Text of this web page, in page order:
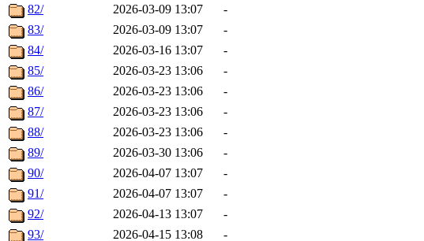
82/
2026-03-09 13:07
-
83/
2026-03-09 13:07
-
84/
2026-03-16 13:07
-
85/
2026-03-23 13:06
-
86/
2026-03-23 13:06
-
87/
2026-03-23 13:06
-
88/
2026-03-23 13:06
-
89/
2026-03-30 13:06
-
90/
2026-04-07 13:07
-
91/
2026-04-07 13:07
-
92/
2026-04-13 13:07
-
93/
2026-04-15 13:08
-